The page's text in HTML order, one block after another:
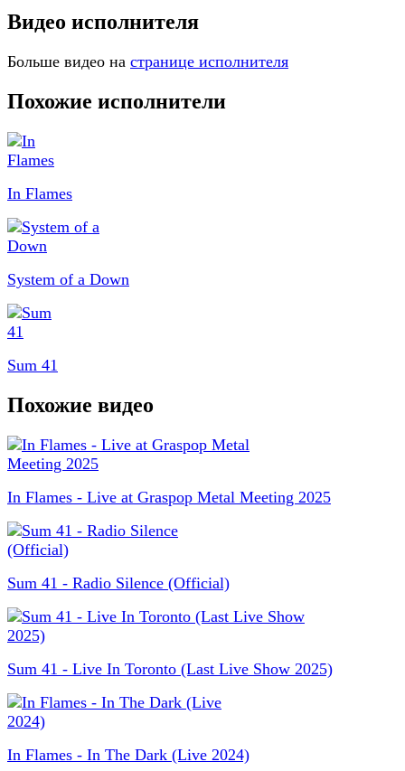
Видео исполнителя
Больше видео на странице исполнителя
Похожие исполнители
In Flames
System of a Down
Sum 41
Похожие видео
In Flames - Live at Graspop Metal Meeting 2025
Sum 41 - Radio Silence (Official)
Sum 41 - Live In Toronto (Last Live Show 2025)
In Flames - In The Dark (Live 2024)